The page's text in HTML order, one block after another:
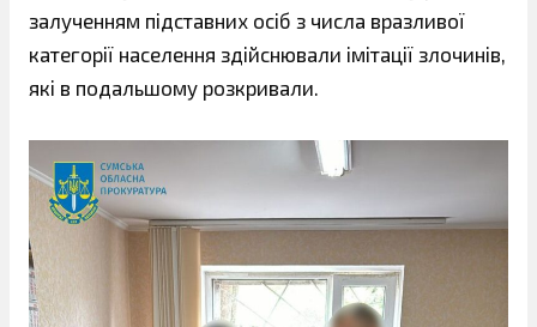
залученням підставних осіб з числа вразливої
категорії населення здійснювали імітації злочинів,
які в подальшому розкривали.